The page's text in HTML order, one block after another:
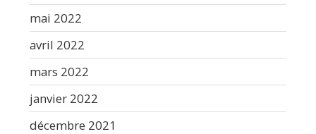
mai 2022
avril 2022
mars 2022
janvier 2022
décembre 2021